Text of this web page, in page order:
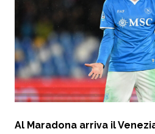
Al Maradona arriva il